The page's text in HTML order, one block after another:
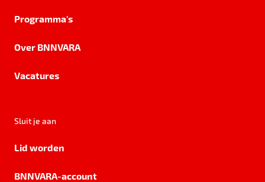
Programma's
Over BNNVARA
Vacatures
Sluit je aan
Lid worden
BNNVARA-account